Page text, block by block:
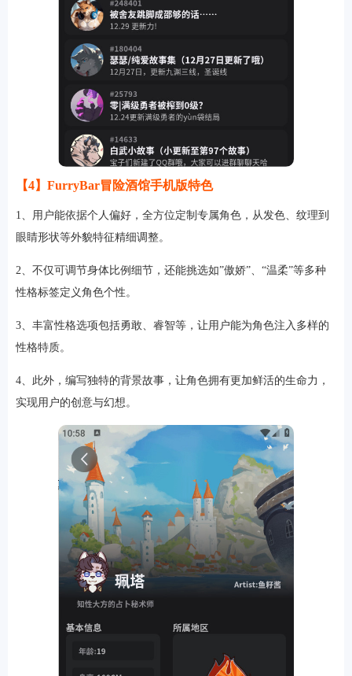
【4】FurryBar冒险酒馆手机版特色
1、用户能依据个人偏好，全方位定制专属角色，从发色、纹理到
眼睛形状等外貌特征精细调整。
2、不仅可调节身体比例细节，还能挑选如”傲娇”、“温柔”等多种
性格标签定义角色个性。
3、丰富性格选项包括勇敢、睿智等，让用户能为角色注入多样的
性格特质。
4、此外，编写独特的背景故事，让角色拥有更加鲜活的生命力，
实现用户的创意与幻想。